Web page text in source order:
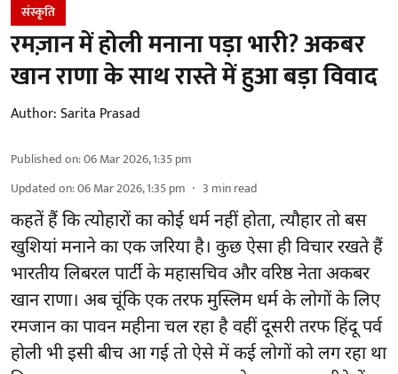
संस्कृति
रमज़ान में होली मनाना पड़ा भारी? अकबर
खान राणा के साथ रास्ते में हुआ बड़ा विवाद
Author:Sarita Prasad
Published on:06 Mar 2026, 1:35 pm
Updated on:06 Mar 2026, 1:35 pm 3 min read
कहतें हैं कि त्योहारों का कोई धर्म नहीं होता, त्यौहार तो बस
खुशियां मनाने का एक जरिया है। कुछ ऐसा ही विचार रखते हैं
भारतीय लिबरल पार्टी के महासचिव और वरिष्ठ नेता अकबर
खान राणा। अब चूंकि एक तरफ मुस्लिम धर्म के लोगों के लिए
रमजान का पावन महीना चल रहा है वहीं दूसरी तरफ हिंदू पर्व
होली भी इसी बीच आ गई तो ऐसे में कई लोगों को लग रहा था